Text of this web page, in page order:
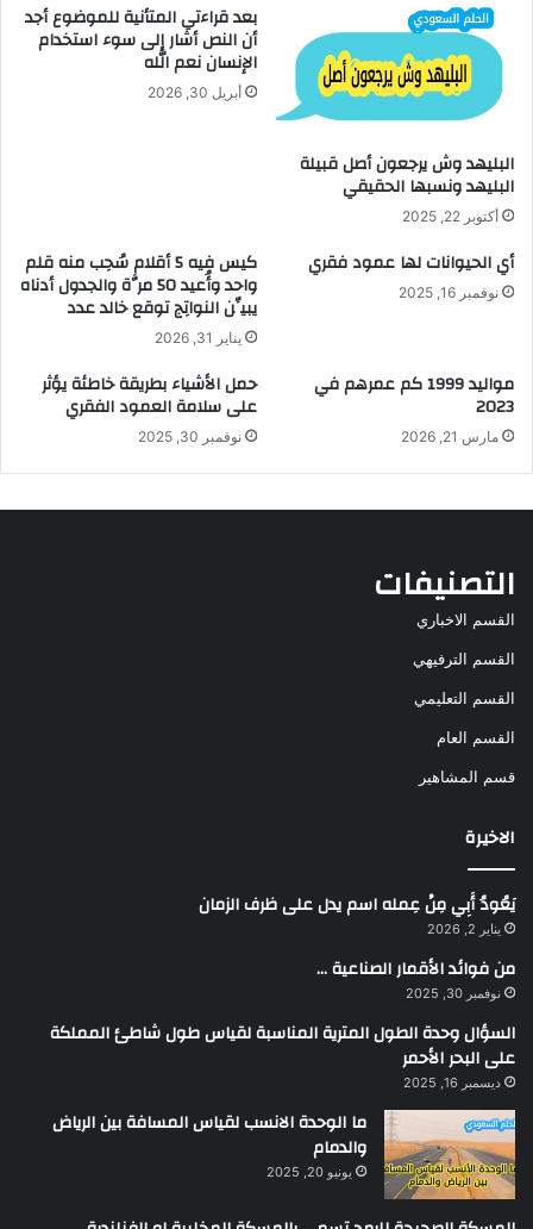
البليهد وش يرجعون أصل قبيلة
البليهد ونسبها الحقيقي
أكتوبر 22, 2025
بعد قراءتي المتأنية للموضوع أجد
أن النص أشار إلى سوء استخدام
الإنسان نعم الله
أبريل 30, 2026
أي الحيوانات لها عمود فقري
نوفمبر 16, 2025
كيس فيه 5 أقلام سُحِب منه قلم
واحد وأُعيد 50 مرَّة والجدول أدناه
يبيِّن النواتِج توقع خالد عدد
يناير 31, 2026
مواليد 1999 كم عمرهم في
2023
مارس 21, 2026
حمل الأشياء بطريقة خاطئة يؤثر
على سلامة العمود الفقري
نوفمبر 30, 2025
التصنيفات
القسم الاخباري
القسم الترفيهي
القسم التعليمي
القسم العام
قسم المشاهير
الاخيرة
يَعُودُ أَبِي مِنْ عِمله اسم يدل على ظرف الزمان
يناير 2, 2026
من فوائد الأقمار الصناعية …
نوفمبر 30, 2025
السؤال وحدة الطول المترية المناسبة لقياس طول شاطئ المملكة
على البحر الأحمر
ديسمبر 16, 2025
ما الوحدة الانسب لقياس المسافة بين الرياض
والدمام
يونيو 20, 2025